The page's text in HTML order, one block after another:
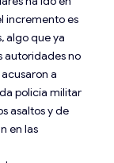
incremento es
algo que ya
autoridades no
a
policía militar
asaltos y de
en las